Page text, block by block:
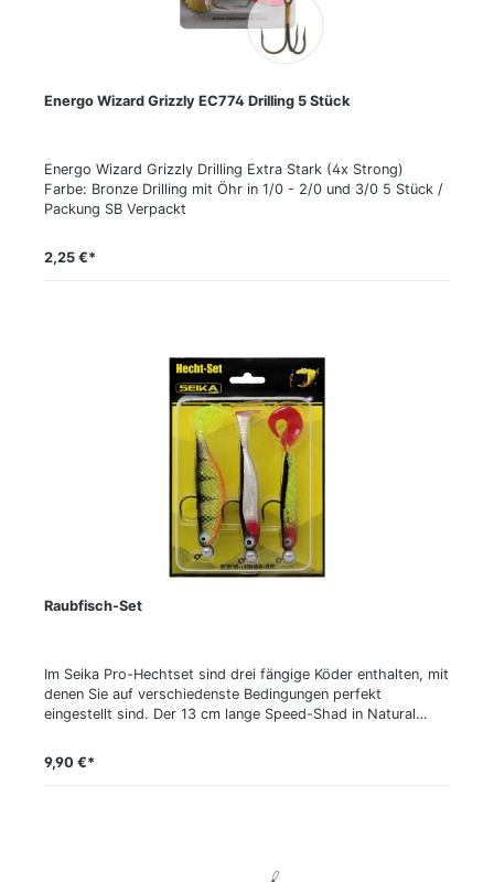
Energo Wizard Grizzly EC774 Drilling 5 Stück
Energo Wizard Grizzly Drilling Extra Stark (4x Strong)
Farbe: Bronze Drilling mit Öhr in 1/0 - 2/0 und 3/0 5 Stück /
Packung SB Verpackt
2,25 €*
Raubfisch-Set
Im Seika Pro-Hechtset sind drei fängige Köder enthalten, mit
denen Sie auf verschiedenste Bedingungen perfekt
eingestellt sind. Der 13 cm lange Speed-Shad in Natural
sich gerade für klare Gewässer hervorragend. Der Zander
Twist in 13,4 cm und dem Dekor Catchy Flake kommt als
flankende Aktion und das sehr UV-aktive Dekor richtig
9,90 €*